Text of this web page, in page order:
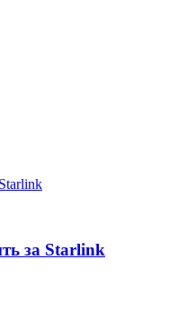
за Starlink